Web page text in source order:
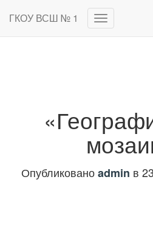
ГКОУ ВСШ № 1
Переключить
навигацию
Опубликованоadmin в